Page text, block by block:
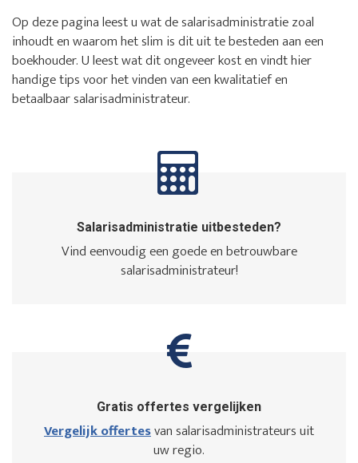
Op deze pagina leest u wat de salarisadministratie zoal
inhoudt en waarom het slim is dit uit te besteden aan een
boekhouder. U leest wat dit ongeveer kost en vindt hier
handige tips voor het vinden van een kwalitatief en
betaalbaar salarisadministrateur.
Salarisadministratie uitbesteden?
Vind eenvoudig een goede en betrouwbare
salarisadministrateur!
Gratis offertes vergelijken
Vergelijk offertesvan salarisadministrateurs uit
uw regio.